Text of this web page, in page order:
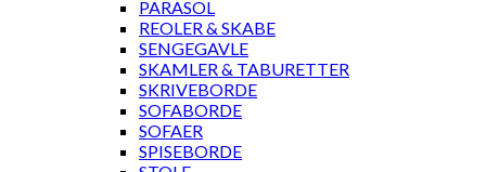
PARASOL
REOLER & SKABE
SENGEGAVLE
SKAMLER & TABURETTER
SKRIVEBORDE
SOFABORDE
SOFAER
SPISEBORDE